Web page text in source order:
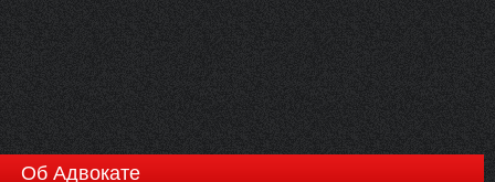
Об Адвокате